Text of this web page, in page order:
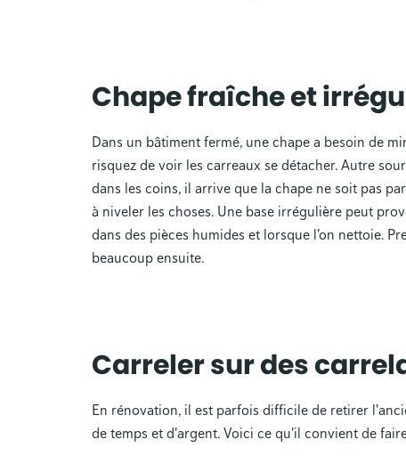
Chape fraîche et
Dans un bâtiment fermé, une chape a besoin de
risquez de voir les carreaux se détacher. Autre
dans les coins, il arrive que la chape ne soit pas
à niveler les choses. Une base irrégulière peut
dans des pièces humides et lorsque l'on nettoie.
beaucoup ensuite.
Carreler sur des
En rénovation, il est parfois difficile de retirer
de temps et d'argent. Voici ce qu'il convient de